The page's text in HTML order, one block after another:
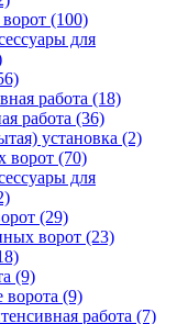
(100)
для
работа (18)
работа (36)
установка (2)
ворот (70)
для
(29)
ворот (23)
(9)
(9)
работа (7)